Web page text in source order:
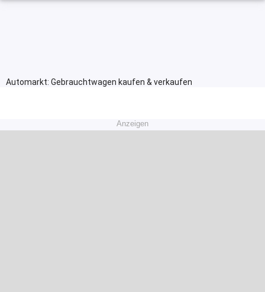
Automarkt: Gebrauchtwagen kaufen & verkaufen
Anzeigen